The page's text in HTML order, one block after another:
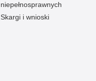
niepełnosprawnych
Skargi i wnioski